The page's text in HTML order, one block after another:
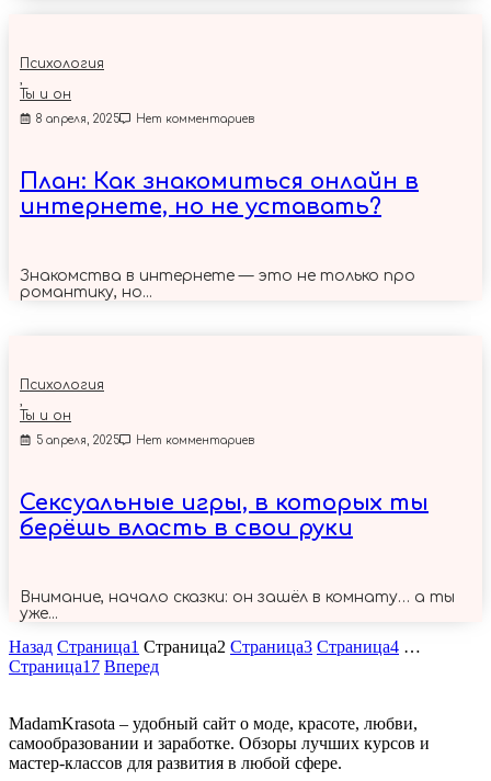
Психология
Ты и он
8 апреля, 2025 Нет комментариев
План: Как знакомиться онлайн в
интернете, но не уставать?
Знакомства в интернете — это не только про
романтику, но...
Психология
Ты и он
5 апреля, 2025 Нет комментариев
Сексуальные игры, в которых ты
берёшь власть в свои руки
Внимание, начало сказки: он зашёл в комнату… а ты
уже...
Назад Страница1 Страница2 Страница3 Страница4 …
Страница17 Вперед
MadamKrasota – удобный сайт о моде, красоте, любви,
самообразовании и заработке. Обзоры лучших курсов и
мастер-классов для развития в любой сфере.